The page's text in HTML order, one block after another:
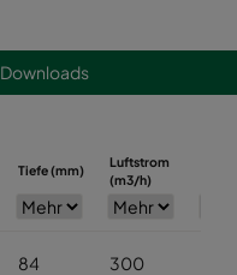
Downloads
Tiefe (mm)
Luftstrom
(m3/h)
84 300